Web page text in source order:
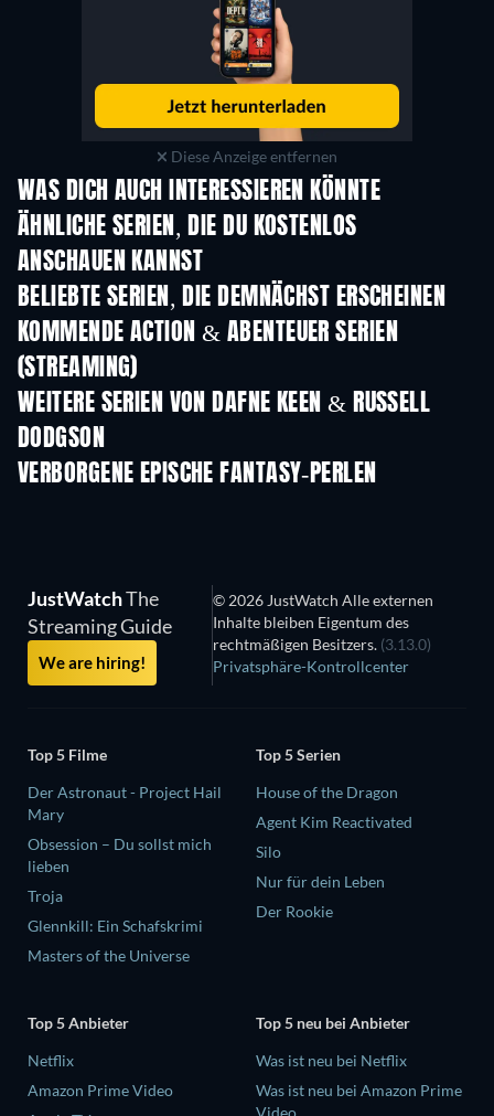
Diese Anzeige entfernen
WAS DICH AUCH INTERESSIEREN KÖNNTE
Serie Serie
ÄHNLICHE SERIEN, DIE DU KOSTENLOS
ANSCHAUEN KANNST
Serie
BELIEBTE SERIEN, DIE DEMNÄCHST ERSCHEINEN
Serie Serie
KOMMENDE ACTION & ABENTEUER SERIEN
(STREAMING)Staffel 2
WEITERE SERIEN VON DAFNE KEEN & RUSSELL
DODGSON
VERBORGENE EPISCHE FANTASY-PERLEN
Serie Serie
JustWatchThe
Streaming Guide
We are hiring!
© 2026 JustWatch Alle externen
Inhalte bleiben Eigentum des
rechtmäßigen Besitzers. (3.13.0)
Privatsphäre-Kontrollcenter
Top 5 Filme
Der Astronaut - Project Hail
Mary
Obsession – Du sollst mich
lieben
Troja
Glennkill: Ein Schafskrimi
Masters of the Universe
Top 5 Serien
House of the Dragon
Agent Kim Reactivated
Silo
Nur für dein Leben
Der Rookie
Top 5 Anbieter
Netflix
Amazon Prime Video
Top 5 neu bei Anbieter
Was ist neu bei Netflix
Was ist neu bei Amazon Prime